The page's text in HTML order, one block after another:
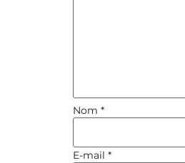
Nom *
E-mail *